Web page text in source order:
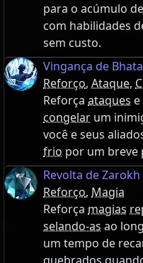
para o acúmulo de
com habilidades
sem custo.
Vingança de
Reforço, Ataque,
Reforça ataques e
congelar um
você e seus
frio por um breve
Revolta de Zarokh
Reforço, Magia
Reforça magias
selando-as ao
um tempo de